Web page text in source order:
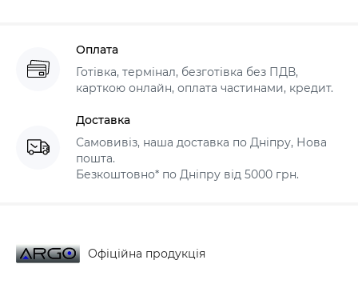
Оплата
Готівка, термінал, безготівка без ПДВ,
карткою онлайн, оплата частинами, кредит.
Доставка
Самовивіз, наша доставка по Дніпру, Нова
пошта.
Безкоштовно* по Дніпру від 5000 грн.
Офіційна продукція